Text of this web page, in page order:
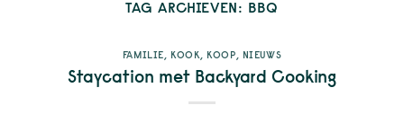
TAG ARCHIEVEN: BBQ
FAMILIE, KOOK, KOOP, NIEUWS
Staycation met Backyard Cooking